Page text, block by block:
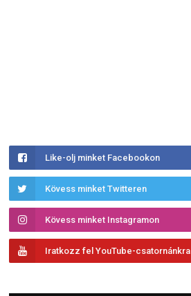
Like-olj minket Facebookon
Kövess minket Twitteren
Kövess minket Instagramon
Iratkozz fel YouTube-csatornánkra